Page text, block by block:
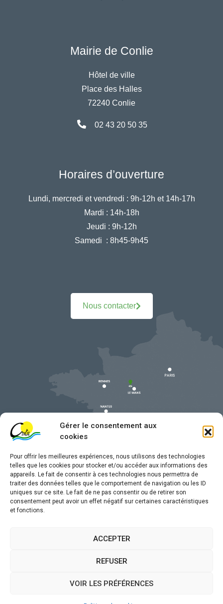
Gérer le consentement aux
cookies
Pour offrir les meilleures expériences, nous utilisons des technologies
telles que les cookies pour stocker et/ou accéder aux informations des
appareils. Le fait de consentir à ces technologies nous permettra de
traiter des données telles que le comportement de navigation ou les ID
uniques sur ce site. Le fait de ne pas consentir ou de retirer son
consentement peut avoir un effet négatif sur certaines caractéristiques
et fonctions.
ACCEPTER
REFUSER
VOIR LES PRÉFÉRENCES
Mairie de Conlie
Hôtel de ville
Place des Halles
72240 Conlie
02 43 20 50 35
Horaires d’ouverture
Lundi, mercredi et vendredi : 9h-12h et 14h-17h
Mardi : 14h-18h
Jeudi : 9h-12h
Samedi : 8h45-9h45
Nous contacter
Mentions légales
Traitement de données personnelles
(sites internet de collectivités &